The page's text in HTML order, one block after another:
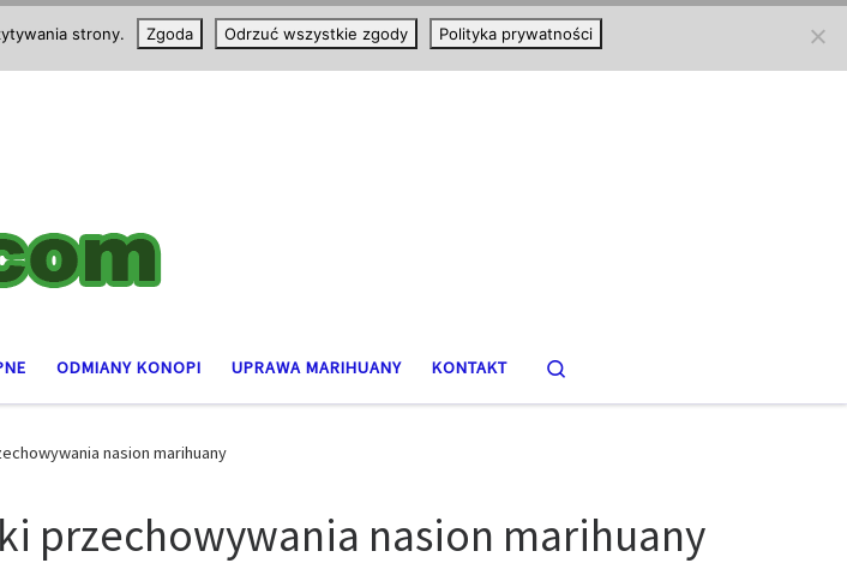
ODMIANY KONOPI UPRAWA MARIHUANY KONTAKT
nasion marihuany
przechowywania nasion marihuany
strony. Zgoda Odrzuć wszystkie zgody Polityka prywatności